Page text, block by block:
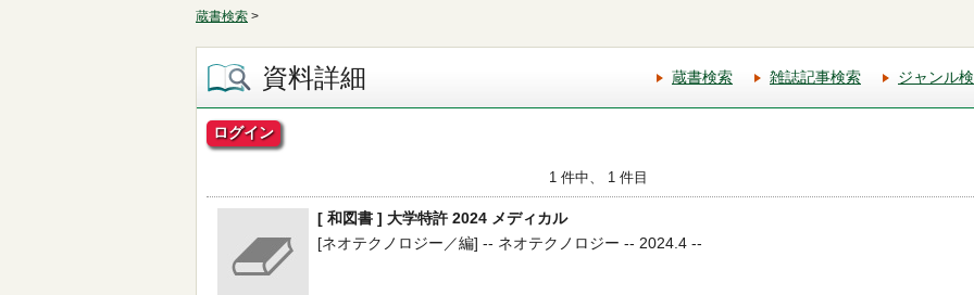
蔵書検索 >
資料詳細 蔵書検索 雑誌記事検索 ジャンル
ログイン
1 件中、 1 件目
[ 和図書 ] 大学特許 2024 メディカル
[ネオテクノロジー／編] -- ネオテクノロジー -- 2024.4 --